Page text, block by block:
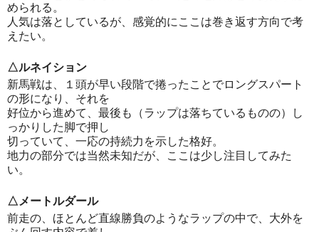
められる。
人気は落としているが、感覚的にここは巻き返す方向で考
えたい。
△ルネイション
新馬戦は、１頭が早い段階で捲ったことでロングスパート
の形になり、それを
好位から進めて、最後も（ラップは落ちているものの）し
っかりした脚で押し
切っていて、一応の持続力を示した格好。
地力の部分では当然未知だが、ここは少し注目してみた
い。
△メートルダール
前走の、ほとんど直線勝負のようなラップの中で、大外を